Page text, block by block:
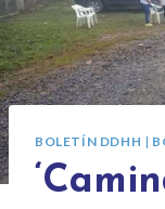
BOLETÍN DDHH |